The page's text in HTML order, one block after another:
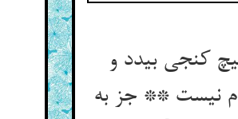
کنجی بی‏دد و
نیست ** جز به